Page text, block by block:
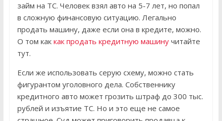
займ на ТС. Человек взял авто на 5-7 лет, но попал
в сложную финансовую ситуацию. Легально
продать машину, даже если она в кредите, можно.
О том как как продать кредитную машинучитайте
тут.
Если же использовать серую схему, можно стать
фигурантом уголовного дела. Собственнику
кредитного авто может грозить штраф до 300 тыс.
рублей и изъятие ТС. Но и это еще не самое